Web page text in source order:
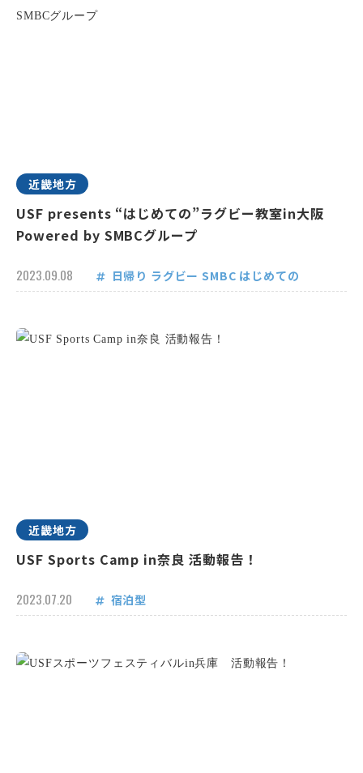
近畿地方
USF presents “はじめての”ラグビー教室in大阪
Powered by SMBCグループ
2023.09.08 日帰り ラグビー SMBC はじめての
近畿地方
USF Sports Camp in奈良 活動報告！
2023.07.20 宿泊型